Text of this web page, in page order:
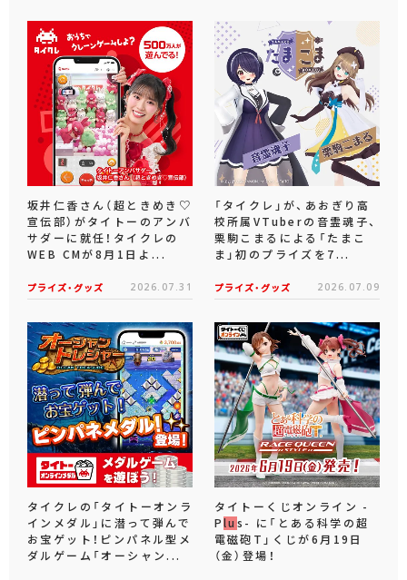
坂井仁香さん（超ときめき♡
宣伝部）がタイトーのアンバ
サダーに就任！タイクレの
WEB CMが8月1日よ...
プライズ・グッズ 2026.07.31
「タイクレ」が、あおぎり高
校所属VTuberの音霊魂子、
栗駒こまるによる「たまこ
ま」初のプライズを7...
プライズ・グッズ 2026.07.09
タイクレの「タイトーオンラ
インメダル」に潜って弾んで
お宝ゲット！ピンパネル型メ
ダルゲーム「オーシャン...
タイトーくじオンライン -
Plus- に「とある科学の超
電磁砲T」くじが6月19日
（金）登場！